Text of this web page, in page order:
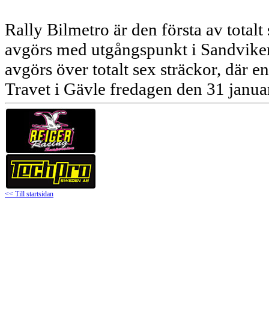
Rally Bilmetro är den första av
avgörs med utgångspunkt i
avgörs över totalt sex sträckor, där
Travet i Gävle fredagen den 31
<< Till startsidan